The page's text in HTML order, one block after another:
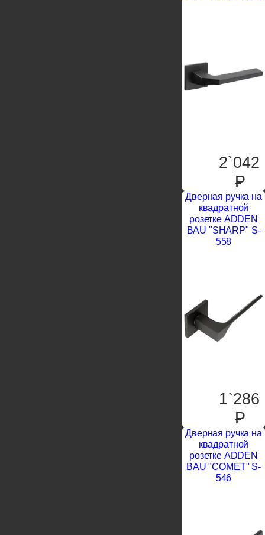
2`042
P
Дверная ручка на
квадратной
розетке ADDEN
BAU "SHARP" S-
558
1`286
P
Дверная ручка на
квадратной
розетке ADDEN
BAU "COMET" S-
546